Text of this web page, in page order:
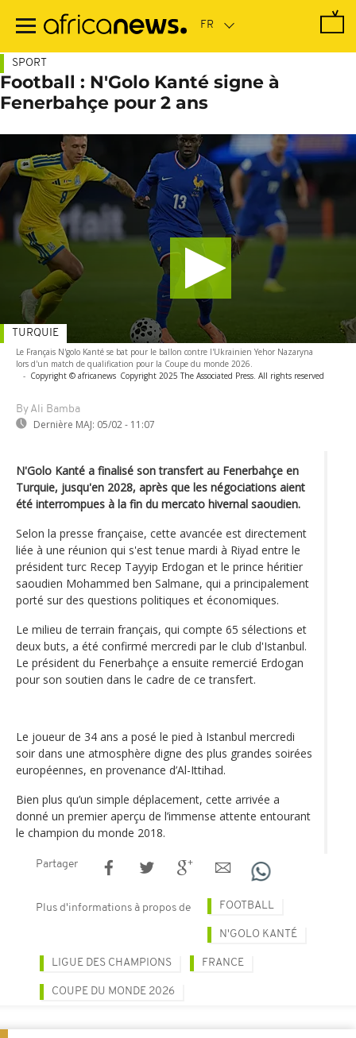
contenu
SPORT
Football : N'Golo Kanté signe à
Fenerbahçe pour 2 ans
Le Français N'golo Kanté se bat pour le ballon contre l'Ukrainien Yehor Nazaryna
lors d'un match de qualification pour la Coupe du monde 2026.
- Copyright © africanews Copyright 2025 The Associated Press. All rights reserved
By Ali Bamba
Dernière MAJ: 05/02 - 11:07
TURQUIE
N'Golo Kanté a finalisé son transfert au Fenerbahçe en
Turquie, jusqu'en 2028, après que les négociations aient
été interrompues à la fin du mercato hivernal saoudien.
Selon la presse française, cette avancée est directement
liée à une réunion qui s'est tenue mardi à Riyad entre le
président turc Recep Tayyip Erdogan et le prince héritier
saoudien Mohammed ben Salmane, qui a principalement
porté sur des questions politiques et économiques.
Le milieu de terrain français, qui compte 65 sélections et
deux buts, a été confirmé mercredi par le club d'Istanbul.
Le président du Fenerbahçe a ensuite remercié Erdogan
pour son soutien dans le cadre de ce transfert.
Le joueur de 34 ans a posé le pied à Istanbul mercredi
soir dans une atmosphère digne des plus grandes soirées
européennes, en provenance d’Al-Ittihad.
Bien plus qu’un simple déplacement, cette arrivée a
donné un premier aperçu de l’immense attente entourant
le champion du monde 2018.
Partager
Plus d'informations à propos de FOOTBALL
N'GOLO KANTÉ
LIGUE DES CHAMPIONS FRANCE
COUPE DU MONDE 2026